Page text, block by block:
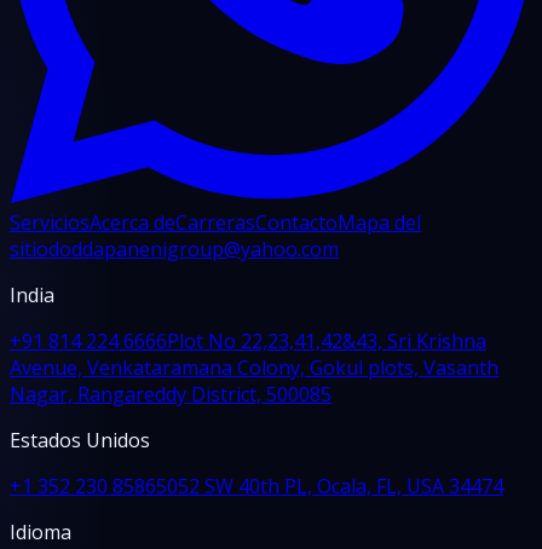
ServiciosAcerca deCarrerasContactoMapa del
sitiododdapanenigroup@yahoo.com
India
+91 814 224 6666Plot No 22,23,41,42&43, Sri Krishna
Avenue, Venkataramana Colony, Gokul plots, Vasanth
Nagar, Rangareddy District, 500085
Estados Unidos
+1 352 230 85865052 SW 40th PL, Ocala, FL, USA 34474
Idioma